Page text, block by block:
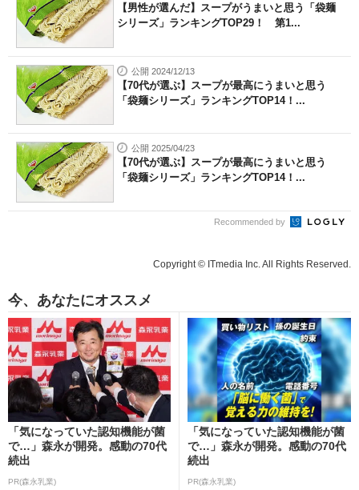
【男性が選んだ】スープがうまいと思う「袋麺
シリーズ」ランキングTOP29！ 第1...
公開 2024/12/13
【70代が選ぶ】スープが最高にうまいと思う
「袋麺シリーズ」ランキングTOP14！...
公開 2025/04/23
【70代が選ぶ】スープが最高にうまいと思う
「袋麺シリーズ」ランキングTOP14！...
Recommended by
Copyright © ITmedia Inc. All Rights Reserved.
今、あなたにオススメ
「気になっていた認知機能が菌
で…」森永が開発。感動の70代
続出
PR(森永乳業)
「気になっていた認知機能が菌
で…」森永が開発。感動の70代
続出
PR(森永乳業)